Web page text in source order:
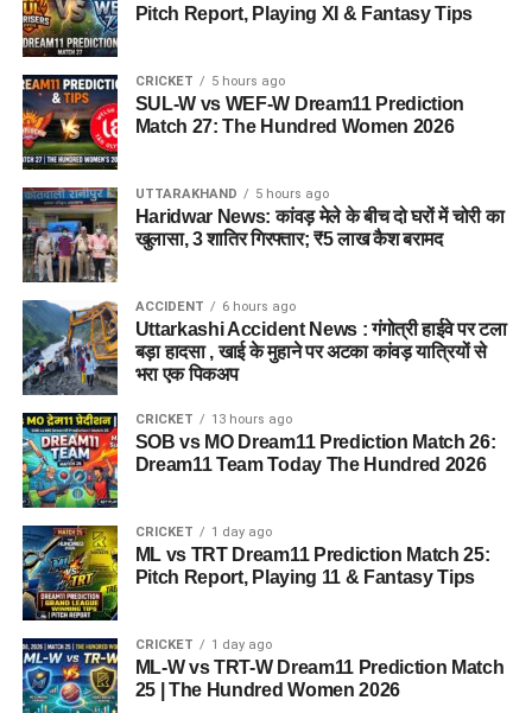
पुरानी रंजिश की जताई जा रही आशंका
प्रारंभिक जांच में परिजनों ने पुलिस को दी गई तहरीर में पुरानी रंजिश को
घटना की संभावित वजह बताया है। स्थानीय लोगों का भी मानना है कि
आरोपी गांव का ही कोई परिचित व्यक्ति हो सकता है, जिसने इस वारदात को
अंजाम दिया।
Pitch Report, Playing XI & Fantasy Tips
CRICKET 5 hours ago
SUL-W vs WEF-W Dream11 Prediction
Match 27: The Hundred Women 2026
UTTARAKHAND 5 hours ago
Haridwar News: कांवड़ मेले के बीच दो घरों में चोरी का
खुलासा, 3 शातिर गिरफ्तार; ₹5 लाख कैश बरामद
ACCIDENT 6 hours ago
Uttarkashi Accident News : गंगोत्री हाईवे पर टला
बड़ा हादसा , खाई के मुहाने पर अटका कांवड़ यात्रियों से
भरा एक पिकअप
CRICKET 13 hours ago
SOB vs MO Dream11 Prediction Match 26:
Dream11 Team Today The Hundred 2026
CRICKET 1 day ago
ML vs TRT Dream11 Prediction Match 25:
Pitch Report, Playing 11 & Fantasy Tips
CRICKET 1 day ago
ML-W vs TRT-W Dream11 Prediction Match
25 | The Hundred Women 2026